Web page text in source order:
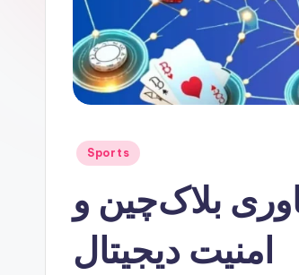
Posted
Sports
بلاک‌چین و
امنیت دیجیتال